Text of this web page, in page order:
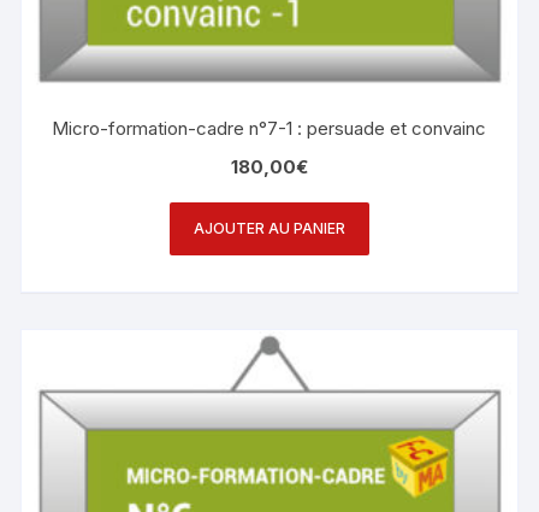
Micro-formation-cadre n°7-1 : persuade et convainc
180,00€
AJOUTER AU PANIER